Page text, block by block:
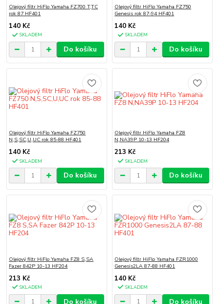
Olejový filtr HiFlo Yamaha FZ700 T,TC
rok 87 HF401
140 Kč
SKLADEM
Do košíku
Olejový filtr HiFlo Yamaha FZ750
Genesis rok 87-94 HF401
140 Kč
SKLADEM
Do košíku
Olejový filtr HiFlo Yamaha FZ750
N,S,SC,U,UC rok 85-88 HF401
140 Kč
SKLADEM
Do košíku
Olejový filtr HiFlo Yamaha FZ8
N,NA39P 10-13 HF204
213 Kč
SKLADEM
Do košíku
Olejový filtr HiFlo Yamaha FZ8 S,SA
Fazer 842P 10-13 HF204
213 Kč
SKLADEM
Do košíku
Olejový filtr HiFlo Yamaha FZR1000
Genesis2LA 87-88 HF401
140 Kč
SKLADEM
Do košíku